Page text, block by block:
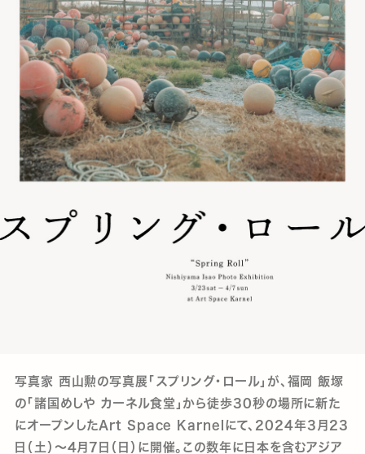
写真家 西山勲の写真展「スプリング・ロール」が、福岡 飯塚
の「諸国めしや カーネル食堂」から徒歩30秒の場所に新た
にオープンしたArt Space Karnelにて、2024年3月23
日（土）〜4月7日（日）に開催。この数年に日本を含むアジア